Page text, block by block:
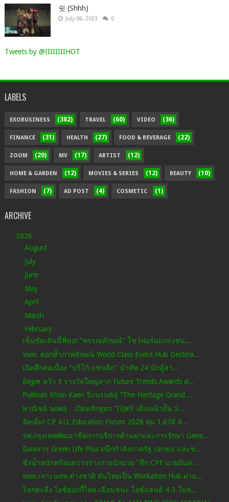
쉿 (Shhh)
July 06, 2023 0
Tweets by @IIIIIIIIHOT
LABELS
EXOBUSINESS (382) TRAVEL (60) VIDEO (36)
FINANCE (31) HEALTH (27) FOOD & BEVERAGE (22)
ZOOM (20) MV (17) ARTIST (12)
HOME & GARDEN (12) MOVIES & SERIES (12) BEAUTY (10)
FASHION (7) AD POST (4) COSMETIC (1)
ARCHIVE
2026
August
July
June
May
April
March
February
เข็มขัดเส้นนี้พี่ขอ! "พรรณลักษณ์" โชว์ฟอร์มแกร่งชน...
ททท. ตอกย้ำภาพลักษณ์ World Class Event Hub Destina...
เปิดศึกต่อเนื่อง "บริโก้ แซนติก" นำทัพ 24 นักสู้สา...
Beger คว้า 3 รางวัลใหญ่จาก Future Trends Awards ต่...
Pullman Khon Kaen รีแบรนด์สู่ “The Heritage Grand ...
พาณิชย์ จุดพลุ…เปิดหลักสูตร ‘TIJ#3’ เดินหน้าปั้น S...
จัดเต็ม! CP ALL Education Forum 2026 ทุ่ม 1,678 ล้...
รพ.กรุงเทพพัฒนาขีดการบริการด้านยาและการรักษา Gene...
นิตยสาร Green Life Plus ผนึกกำลังภาครัฐ เอกชน และช...
ชั่งน้ำหนักพร้อมตรวจร่างกายนักมวย "ศึก CPF มวยมันส...
ททท.เจาะนทท.ต่างชาติ ดันไทยเป็น Workation Hub ผ่าน...
โลกตะลึง ไอซ์ฮอกกี้ไทย เฉือนชนะ ไอซ์แลนด์ 4-3 ในช่...